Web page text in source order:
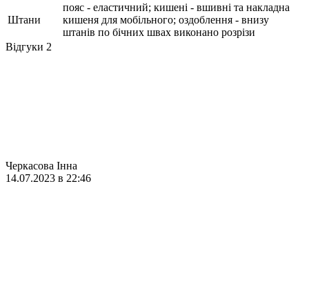
Штани
пояс - еластичний; кишені - вшивні та накладна
кишеня для мобільного; оздоблення - внизу
штанів по бічних швах виконано розрізи
Відгуки 2
Черкасова Інна
14.07.2023 в 22:46